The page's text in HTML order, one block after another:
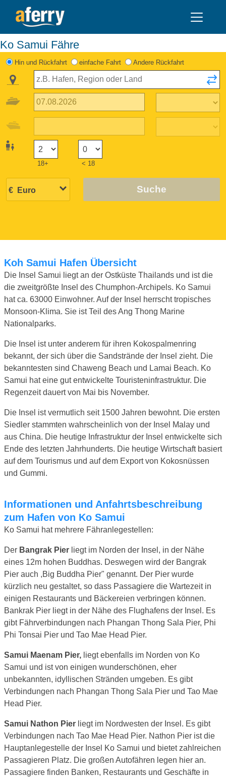
Ko Samui Fähre
Hin und Rückfahrt einfache Fahrt Andere Rückfahrt
18+ < 18
Suche
Koh Samui Hafen Übersicht
Die Insel Samui liegt an der Ostküste Thailands und ist die
die zweitgrößte Insel des Chumphon-Archipels. Ko Samui
hat ca. 63000 Einwohner. Auf der Insel herrscht tropisches
Monsoon-Klima. Sie ist Teil des Ang Thong Marine
Nationalparks.
Die Insel ist unter anderem für ihren Kokospalmenring
bekannt, der sich über die Sandstrände der Insel zieht. Die
bekanntesten sind Chaweng Beach und Lamai Beach. Ko
Samui hat eine gut entwickelte Touristeninfrastruktur. Die
Regenzeit dauert von Mai bis November.
Die Insel ist vermutlich seit 1500 Jahren bewohnt. Die ersten
Siedler stammten wahrscheinlich von der Insel Malay und
aus China. Die heutige Infrastruktur der Insel entwickelte sich
Ende des letzten Jahrhunderts. Die heutige Wirtschaft basiert
auf dem Tourismus und auf dem Export von Kokosnüssen
und Gummi.
Informationen und Anfahrtsbeschreibung
zum Hafen von Ko Samui
Ko Samui hat mehrere Fähranlegestellen:
Der Bangrak Pier liegt im Norden der Insel, in der Nähe
eines 12m hohen Buddhas. Deswegen wird der Bangrak
Pier auch ,Big Buddha Pier" genannt. Der Pier wurde
kürzlich neu gestaltet, so dass Passagiere die Wartezeit in
einigen Restaurants und Bäckereien verbringen können.
Bankrak Pier liegt in der Nähe des Flughafens der Insel. Es
gibt Fährverbindungen nach Phangan Thong Sala Pier, Phi
Phi Tonsai Pier und Tao Mae Head Pier.
Samui Maenam Pier, liegt ebenfalls im Norden von Ko
Samui und ist von einigen wunderschönen, eher
unbekannten, idyllischen Stränden umgeben. Es gibt
Verbindungen nach Phangan Thong Sala Pier und Tao Mae
Head Pier.
Samui Nathon Pier liegt im Nordwesten der Insel. Es gibt
Verbindungen nach Tao Mae Head Pier. Nathon Pier ist die
Hauptanlegestelle der Insel Ko Samui und bietet zahlreichen
Passagieren Platz. Die großen Autofähren legen hier an.
Passagiere finden Banken, Restaurants und Geschäfte in